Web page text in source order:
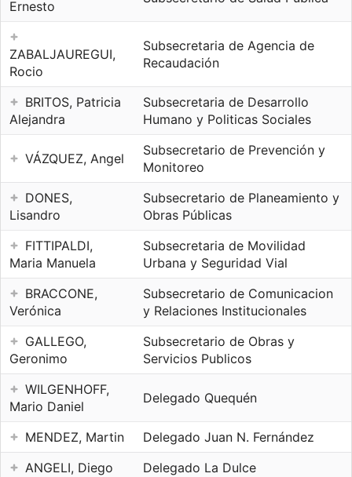
Ernesto
ZABALJAUREGUI,
Rocio
Subsecretaria de Agencia de
Recaudación
BRITOS, Patricia
Alejandra
Subsecretaria de Desarrollo
Humano y Politicas Sociales
VÁZQUEZ, Angel
Subsecretario de Prevención y
Monitoreo
DONES,
Lisandro
Subsecretario de Planeamiento y
Obras Públicas
FITTIPALDI,
Maria Manuela
Subsecretaria de Movilidad
Urbana y Seguridad Vial
BRACCONE,
Verónica
Subsecretario de Comunicacion
y Relaciones Institucionales
GALLEGO,
Geronimo
Subsecretario de Obras y
Servicios Publicos
WILGENHOFF,
Mario Daniel
Delegado Quequén
MENDEZ, Martin
Delegado Juan N. Fernández
ANGELI, Diego
Delegado La Dulce